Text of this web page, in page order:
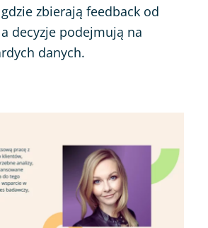
zbierają feedback od
decyzje podejmują na
danych.